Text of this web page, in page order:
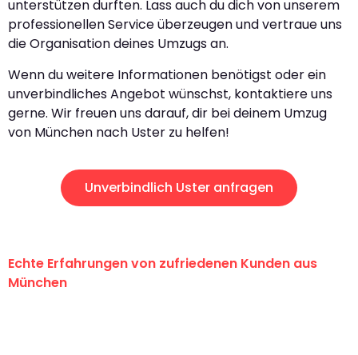
unterstützen durften. Lass auch du dich von unserem
professionellen Service überzeugen und vertraue uns
die Organisation deines Umzugs an.
Wenn du weitere Informationen benötigst oder ein
unverbindliches Angebot wünschst, kontaktiere uns
gerne. Wir freuen uns darauf, dir bei deinem Umzug
von München nach Uster zu helfen!
Unverbindlich Uster anfragen
Echte Erfahrungen von zufriedenen Kunden aus
München